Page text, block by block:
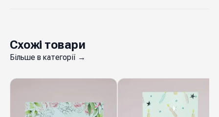
Схожі товари
Більше в категорії →